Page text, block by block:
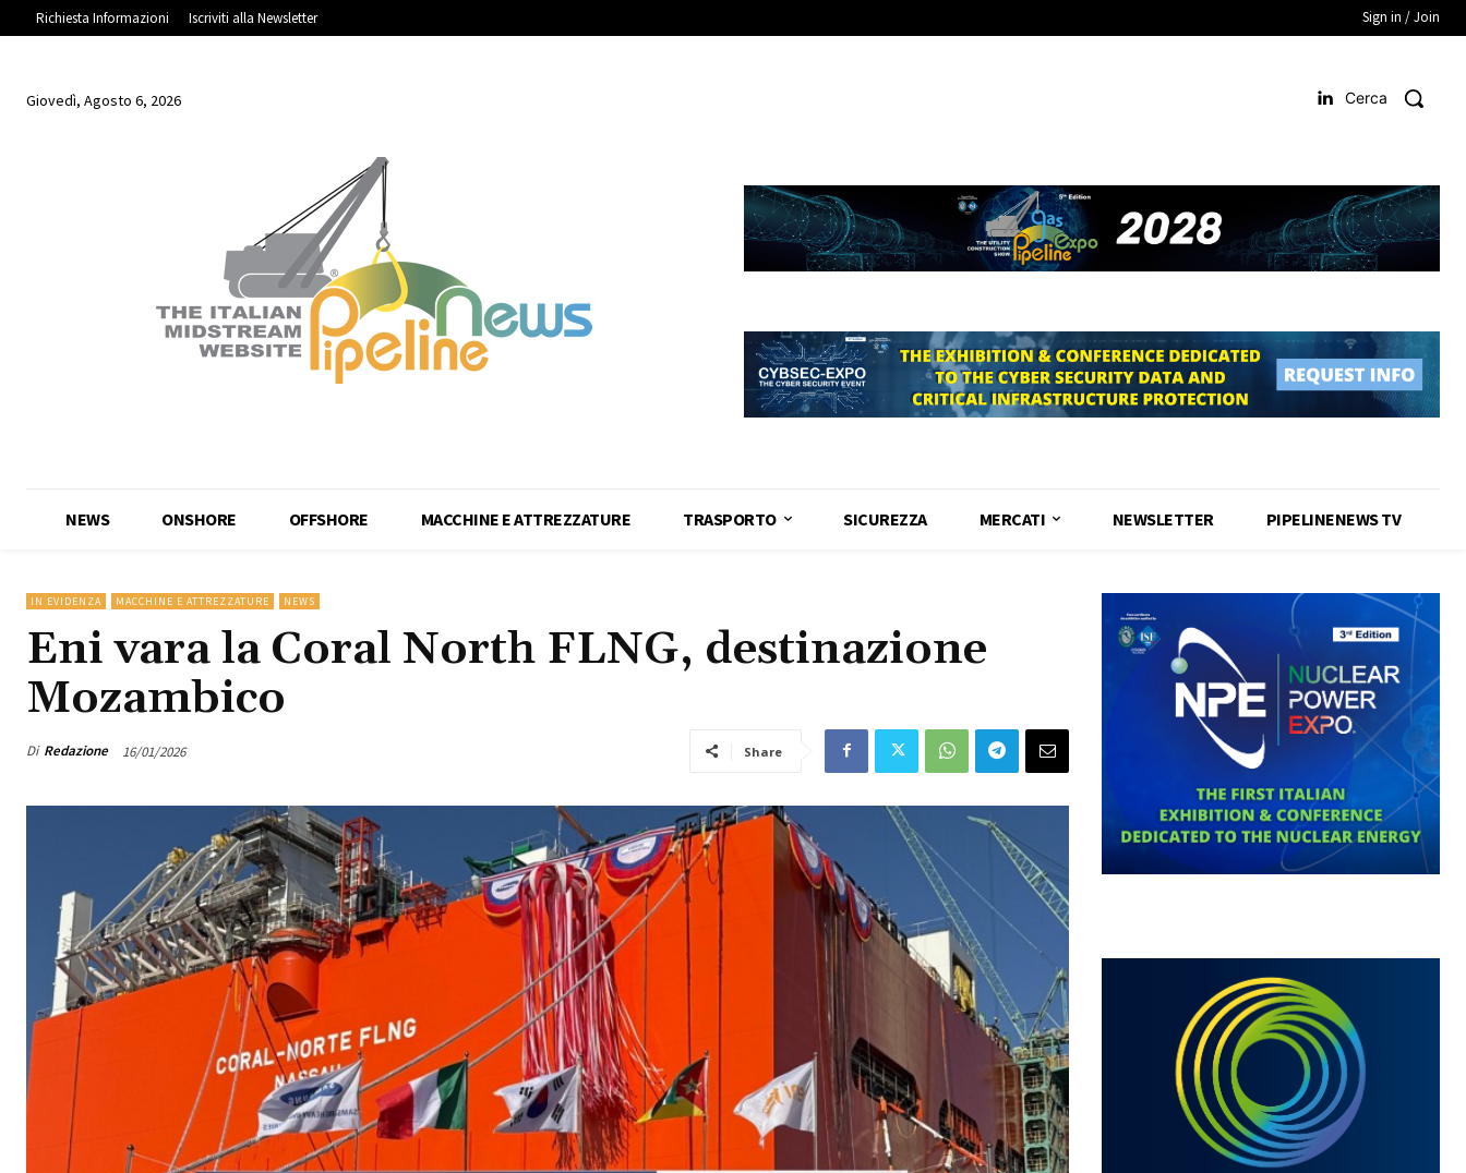
Richiesta Informazioni Iscriviti alla Newsletter Sign in / Join
Giovedì, Agosto 6, 2026 Cerca
NEWS ONSHORE OFFSHORE MACCHINE E ATTREZZATURE TRASPORTO SICUREZZA MERCATI NEWSLETTER PIPELINENEWS TV
IN EVIDENZA MACCHINE E ATTREZZATURE NEWS
Eni vara la Coral North FLNG, destinazione
Mozambico
Di Redazione 16/01/2026 Share